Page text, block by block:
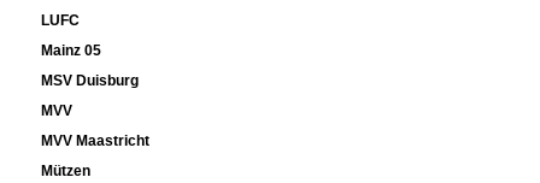
LUFC
Mainz 05
MSV Duisburg
MVV
MVV Maastricht
Mützen